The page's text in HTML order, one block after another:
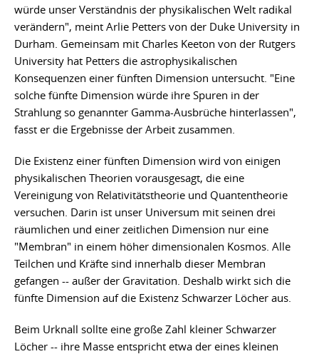
würde unser Verständnis der physikalischen Welt radikal
verändern", meint Arlie Petters von der Duke University in
Durham. Gemeinsam mit Charles Keeton von der Rutgers
University hat Petters die astrophysikalischen
Konsequenzen einer fünften Dimension untersucht. "Eine
solche fünfte Dimension würde ihre Spuren in der
Strahlung so genannter Gamma-Ausbrüche hinterlassen",
fasst er die Ergebnisse der Arbeit zusammen.
Die Existenz einer fünften Dimension wird von einigen
physikalischen Theorien vorausgesagt, die eine
Vereinigung von Relativitätstheorie und Quantentheorie
versuchen. Darin ist unser Universum mit seinen drei
räumlichen und einer zeitlichen Dimension nur eine
"Membran" in einem höher dimensionalen Kosmos. Alle
Teilchen und Kräfte sind innerhalb dieser Membran
gefangen -- außer der Gravitation. Deshalb wirkt sich die
fünfte Dimension auf die Existenz Schwarzer Löcher aus.
Beim Urknall sollte eine große Zahl kleiner Schwarzer
Löcher -- ihre Masse entspricht etwa der eines kleinen